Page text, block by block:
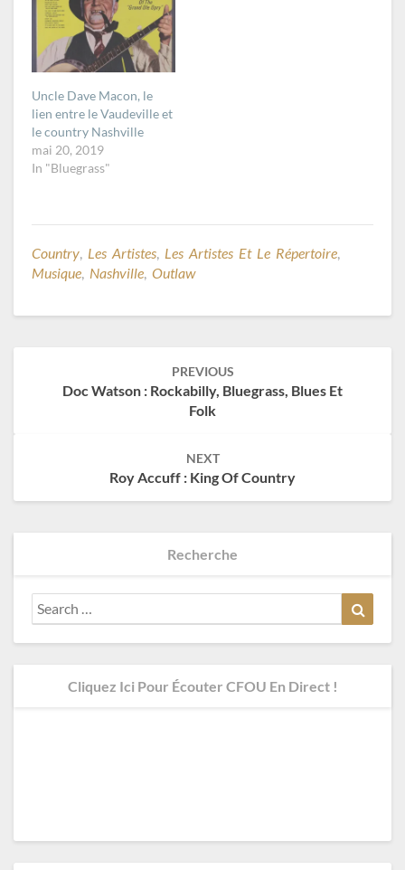
Uncle Dave Macon, le
lien entre le Vaudeville et
le country Nashville
mai 20, 2019
In "Bluegrass"
Country Les Artistes Les Artistes Et Le Répertoire
Musique Nashville Outlaw
PREVIOUS
Doc Watson : Rockabilly, Bluegrass, Blues Et
Folk
NEXT
Roy Accuff : King Of Country
Recherche
Search
for:
Cliquez Ici Pour Écouter CFOU En Direct !